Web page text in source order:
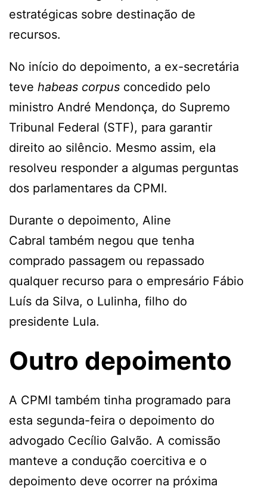
estratégicas sobre destinação de
recursos.
No início do depoimento, a ex-secretária
teve habeas corpus concedido pelo
ministro André Mendonça, do Supremo
Tribunal Federal (STF), para garantir
direito ao silêncio. Mesmo assim, ela
resolveu responder a algumas perguntas
dos parlamentares da CPMI.
Durante o depoimento, Aline
Cabral também negou que tenha
comprado passagem ou repassado
qualquer recurso para o empresário Fábio
Luís da Silva, o Lulinha, filho do
presidente Lula.
Outro depoimento
A CPMI também tinha programado para
esta segunda-feira o depoimento do
advogado Cecílio Galvão. A comissão
manteve a condução coercitiva e o
depoimento deve ocorrer na próxima